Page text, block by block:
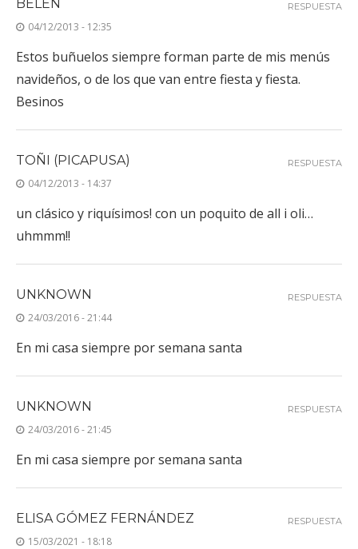
BELEN
04/12/2013 - 12:35
Estos buñuelos siempre forman parte de mis menús
navideños, o de los que van entre fiesta y fiesta.
Besinos
RESPUESTA
TOÑI (PICAPUSA)
04/12/2013 - 14:37
un clásico y riquísimos! con un poquito de all i oli…
uhmmm!!
RESPUESTA
UNKNOWN
24/03/2016 - 21:44
En mi casa siempre por semana santa
RESPUESTA
UNKNOWN
24/03/2016 - 21:45
En mi casa siempre por semana santa
RESPUESTA
ELISA GÓMEZ FERNÁNDEZ
15/03/2021 - 18:18
RESPUESTA